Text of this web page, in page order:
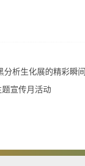
析生化展的精彩瞬间
题宣传月活动